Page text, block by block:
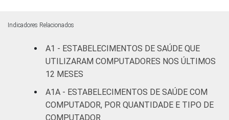
Serviço de
terapia
Indicadores Relacionados
A1 - ESTABELECIMENTOS DE SAÚDE QUE
UTILIZARAM COMPUTADORES NOS ÚLTIMOS
12 MESES
A1A - ESTABELECIMENTOS DE SAÚDE COM
COMPUTADOR, POR QUANTIDADE E TIPO DE
COMPUTADOR